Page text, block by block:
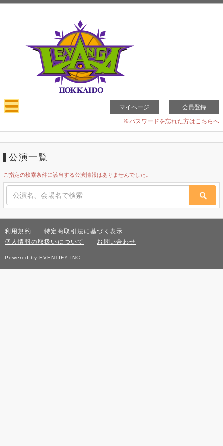
マイページ 会員登録
※パスワードを忘れた方はこちらへ
公演一覧
ご指定の検索条件に該当する公演情報はありませんでした。
利用規約
特定商取引法に基づく表示
個人情報の取扱いについて
お問い合わせ
Powered by EVENTIFY INC.